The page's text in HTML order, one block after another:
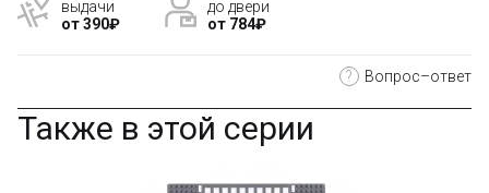
выдачи
от 390₽
до двери
от 784₽
? Вопрос–ответ
Также в этой серии